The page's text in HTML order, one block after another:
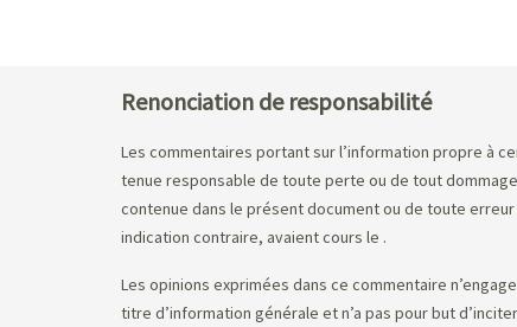
Renonciation de responsabilité
Les commentaires portant sur l’information propre à
tenue responsable de toute perte ou de tout
contenue dans le présent document ou de toute
indication contraire, avaient cours le .
Les opinions exprimées dans ce commentaire
titre d’information générale et n’a pas pour but